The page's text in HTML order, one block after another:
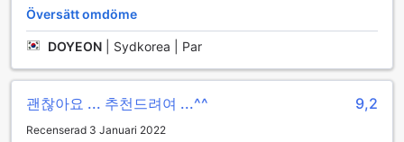
utan onödig stress.
För dem som reser med mycket bagage finns det en
praktisk bagageförvaring, vilket ger dig friheten att
saker. Dessutom erbjuder Ecran Pension en avskild
rökplats, vilket ger rökare möjlighet att njuta av sin vana
utan att störa andra gäster. Med dessa faciliteter strävar
Ecran Pension efter att skapa en bekväm och trivsam
Översätt omdöme
DOYEON Sydkorea | Par
괜찮아요 ... 추천드려여 ...^^ 9,2
Recenserad 3 Januari 2022